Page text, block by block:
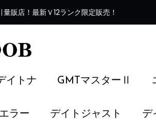
販店！最新Ｖ12ランク限定販売！
イトナ GMTマスターⅡ
ラー デイトジャスト デ